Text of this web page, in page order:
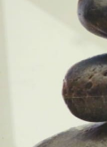
Témata
Recepty
Články